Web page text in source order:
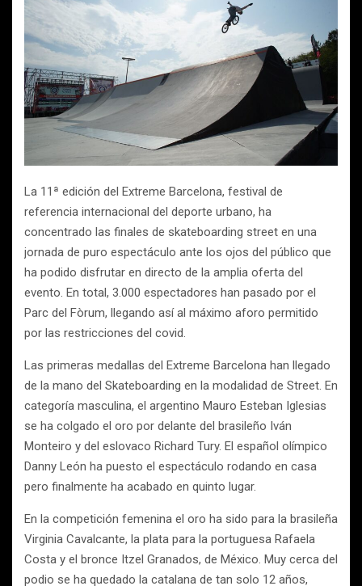
La 11ª edición del Extreme Barcelona, festival de
referencia internacional del deporte urbano, ha
concentrado las finales de skateboarding street en una
jornada de puro espectáculo ante los ojos del público que
ha podido disfrutar en directo de la amplia oferta del
evento. En total, 3.000 espectadores han pasado por el
Parc del Fòrum, llegando así al máximo aforo permitido
por las restricciones del covid.
Las primeras medallas del Extreme Barcelona han llegado
de la mano del Skateboarding en la modalidad de Street. En
categoría masculina, el argentino Mauro Esteban Iglesias
se ha colgado el oro por delante del brasileño Iván
Monteiro y del eslovaco Richard Tury. El español olímpico
Danny León ha puesto el espectáculo rodando en casa
pero finalmente ha acabado en quinto lugar.
En la competición femenina el oro ha sido para la brasileña
Virginia Cavalcante, la plata para la portuguesa Rafaela
Costa y el bronce Itzel Granados, de México. Muy cerca del
podio se ha quedado la catalana de tan solo 12 años,